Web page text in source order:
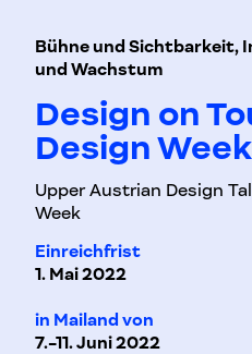
Bühne und Sichtbarkeit,
und Wachstum
Design on
Design
Upper Austrian Design
Week
Einreichfrist
1. Mai 2022
in Mailand von
7.-11. Juni 2022